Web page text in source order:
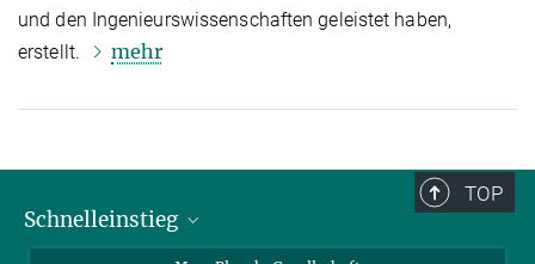
und den Ingenieurswissenschaften geleistet haben,
erstellt.
mehr
TOP
Schnelleinstieg